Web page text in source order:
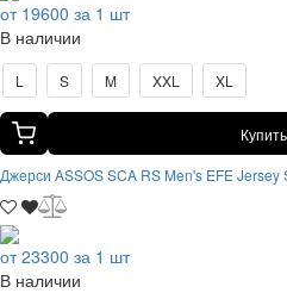
от 19600 за 1 шт
В наличии
L S M XXL XL
Джерси ASSOS SCA RS Men's EFE Jersey
от 23300 за 1 шт
В наличии